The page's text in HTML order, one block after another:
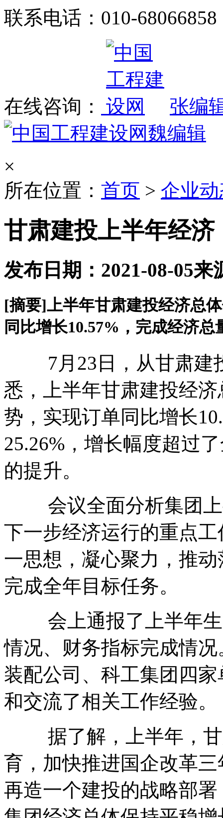
联系电话：010-68066858
在线咨询：
张编
魏编辑
×
所在位置： 首页 > 企业
甘肃建投上半年经
发布日期：2021-08-05来
[摘要]上半年甘肃建投经济总
同比增长10.57%，完成经济总
7月23日，从甘肃建
悉，上半年甘肃建投经
势，实现订单同比增长
25.26%，增长幅度超过
的提升。
会议全面分析集团上
下一步经济运行的重点
一思想，凝心聚力，推
完成全年目标任务。
会上通报了上半年生
情况、财务指标完成情
装配公司、科工集团四
和交流了相关工作经验。
据了解，上半年，甘
育，加快推进国企改革
再造一个建投的战略部